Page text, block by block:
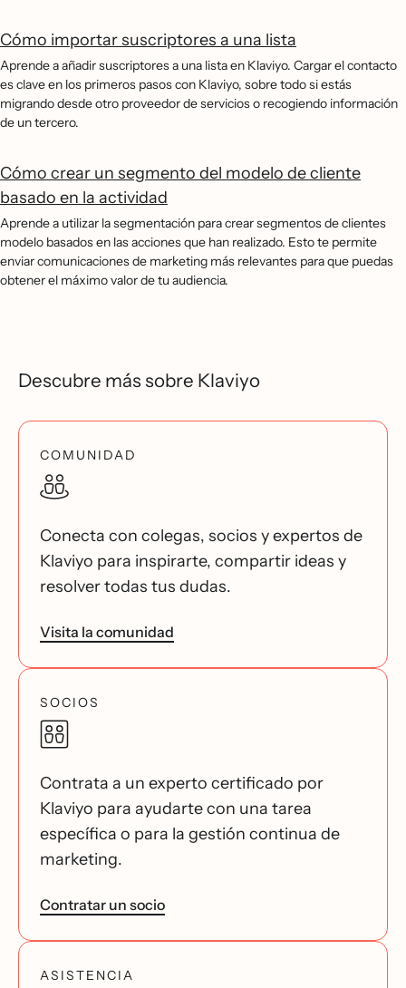
Cómo importar suscriptores a una lista
Aprende a añadir suscriptores a una lista en Klaviyo. Cargar el contacto
es clave en los primeros pasos con Klaviyo, sobre todo si estás
migrando desde otro proveedor de servicios o recogiendo información
de un tercero.
Cómo crear un segmento del modelo de cliente
basado en la actividad
Aprende a utilizar la segmentación para crear segmentos de clientes
modelo basados en las acciones que han realizado. Esto te permite
enviar comunicaciones de marketing más relevantes para que puedas
obtener el máximo valor de tu audiencia.
Descubre más sobre Klaviyo
COMUNIDAD
Conecta con colegas, socios y expertos de
Klaviyo para inspirarte, compartir ideas y
resolver todas tus dudas.
Visita la comunidad
SOCIOS
Contrata a un experto certificado por
Klaviyo para ayudarte con una tarea
específica o para la gestión continua de
marketing.
Contratar un socio
ASISTENCIA